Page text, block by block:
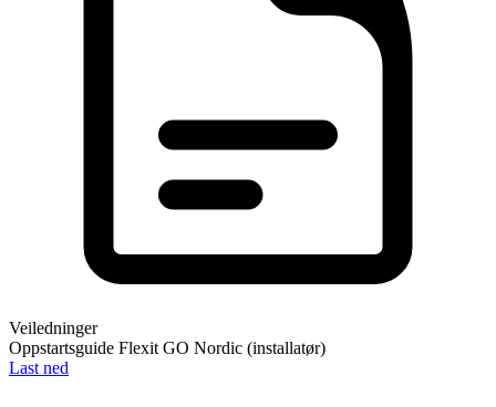
Veiledninger
Oppstartsguide Flexit GO Nordic (installatør)
Last ned